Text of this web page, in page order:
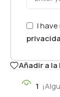
I
Añadir a
1